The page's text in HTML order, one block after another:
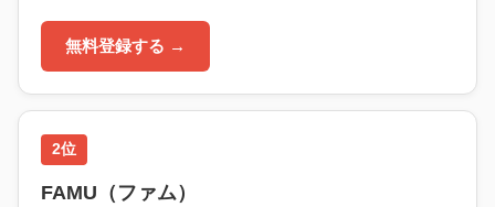
無料登録する →
2位
FAMU（ファム）